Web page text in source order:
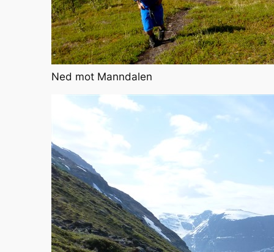
Ned mot Manndalen